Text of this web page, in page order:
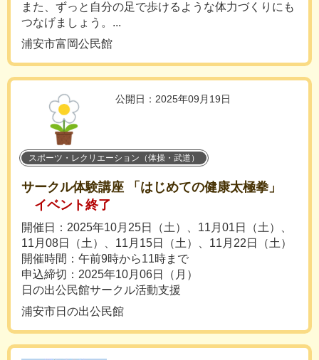
また、ずっと自分の足で歩けるような体力づくりにも
つなげましょう。...
浦安市富岡公民館
公開日：2025年09月19日
スポーツ・レクリエーション（体操・武道）
サークル体験講座 「はじめての健康太極拳」
イベント終了
開催日：2025年10月25日（土）、11月01日（土）、
11月08日（土）、11月15日（土）、11月22日（土）
開催時間：午前9時から11時まで
申込締切：2025年10月06日（月）
日の出公民館サークル活動支援
浦安市日の出公民館